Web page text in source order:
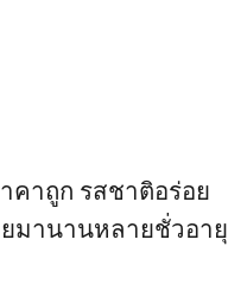
คาถูก รสชาติอร่อย
ยมานานหลายชั่วอายุ